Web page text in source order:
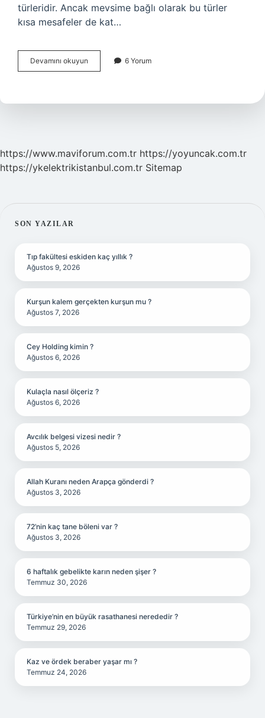
türleridir. Ancak mevsime bağlı olarak bu türler
kısa mesafeler de kat…
Devamını okuyun
Kuşu
Gelir
6 Yorum
https://www.maviforum.com.tr https://yoyuncak.com.tr
https://ykelektrikistanbul.com.tr Sitemap
SIDEBAR
SON YAZILAR
Tıp fakültesi eskiden kaç yıllık ?
Ağustos 9, 2026
Kurşun kalem gerçekten kurşun mu ?
Ağustos 7, 2026
Cey Holding kimin ?
Ağustos 6, 2026
Kulaçla nasıl ölçeriz ?
Ağustos 6, 2026
Avcılık belgesi vizesi nedir ?
Ağustos 5, 2026
Allah Kuranı neden Arapça gönderdi ?
Ağustos 3, 2026
72’nin kaç tane böleni var ?
Ağustos 3, 2026
6 haftalık gebelikte karın neden şişer ?
Temmuz 30, 2026
Türkiye’nin en büyük rasathanesi nerededir ?
Temmuz 29, 2026
Kaz ve ördek beraber yaşar mı ?
Temmuz 24, 2026